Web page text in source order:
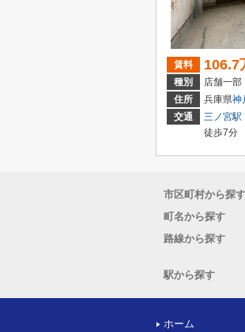
賃料 106.7
種別
店舗一部
住所
兵庫県神
交通
三ノ宮駅
徒歩7分
市区町村から探す
町名から探す
路線から探す
駅から探す
ホーム